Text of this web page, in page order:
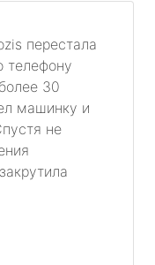
перестала
телефону
30
машинку и
не